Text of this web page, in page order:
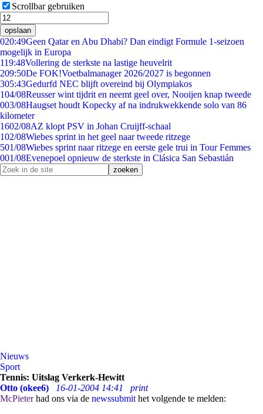
Scrollbar gebruiken
opslaan
020:49Geen Qatar en Abu Dhabi? Dan eindigt Formule 1-seizoen
mogelijk in Europa
119:48Vollering de sterkste na lastige heuvelrit
209:50De FOK!Voetbalmanager 2026/2027 is begonnen
305:43Gedurfd NEC blijft overeind bij Olympiakos
104/08Reusser wint tijdrit en neemt geel over, Nooijen knap tweede
003/08Haugset houdt Kopecky af na indrukwekkende solo van 86
kilometer
1602/08AZ klopt PSV in Johan Cruijff-schaal
102/08Wiebes sprint in het geel naar tweede ritzege
501/08Wiebes sprint naar ritzege en eerste gele trui in Tour Femmes
001/08Evenepoel opnieuw de sterkste in Clásica San Sebastián
Nieuws
Sport
Tennis: Uitslag Verkerk-Hewitt
Otto (okee6)
16-01-2004 14:41
print
McPieterhad ons via de newssubmit het volgende te melden: